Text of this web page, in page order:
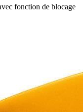
fonction de blocage